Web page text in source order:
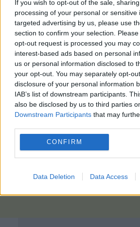
If you wish to opt-out of the sale,
processing of your personal or sensitive
targeted advertising by us, please use
section to confirm your selection.
opt-out request is processed you may
interest-based ads based on personal
us or personal information disclosed to
your opt-out. You may separately opt-
disclosure of your personal information
IAB’s list of downstream participants.
also be disclosed by us to third parties
Downstream Participants that may
CONFIRM
Data Deletion Data Access